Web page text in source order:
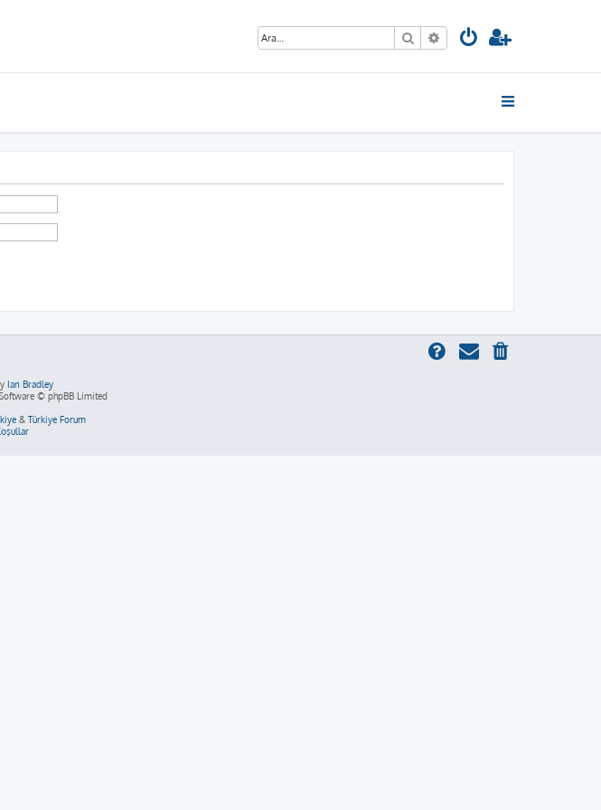
Ara Gelişmiş arama
Ian Bradley
© phpBB Limited
& Türkiye Forum